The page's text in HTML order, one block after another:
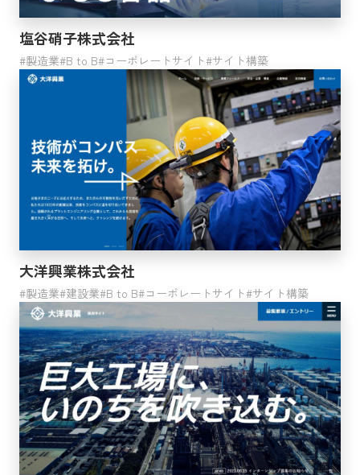
ジャンル
コーポレートサイト
プロダクトサイト
ブランドサイト
イントラサイト
ソリューションサイト
リクルートサイト
会員サイト
プロモーションサイト
コンテンツ
カタログ
LP
動画
その他
利用サービス
サイト構築
Webコンサルティング
戦略的SEOコンサルティング
Webサイト運営・運用
塩谷硝子株式会社
製造業 B to B コーポレートサイト サイト構築
大洋興業株式会社
製造業 建設業 B to B コーポレートサイト サイト構築